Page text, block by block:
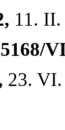
11.
23.